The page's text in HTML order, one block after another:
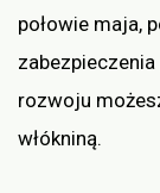
połowie maja,
rozwoju
włókniną.